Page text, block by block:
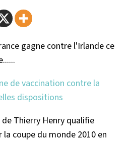
gagne contre l'Irlande ce
de vaccination contre la
dispositions
Thierry Henry qualifie
la coupe du monde 2010 en